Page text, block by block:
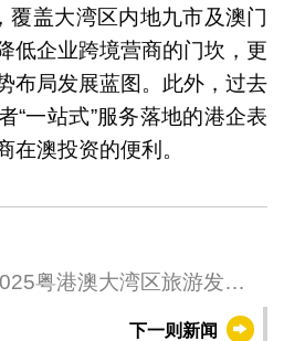
覆盖大湾区内地九市及澳门
低企业跨境营商的门坎，更
布局发展蓝图。此外，过去
“一站式”服务落地的港企表
在澳投资的便利。
粤港澳大湾区旅游发展
下一则新闻